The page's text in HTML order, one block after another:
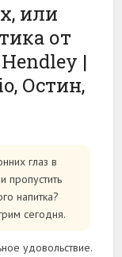
или
от
|
Остин,
глаз в
пропустить
напитка?
сегодня.
удовольствие.